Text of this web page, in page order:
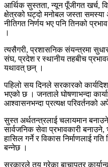
आर्थिक सुस्तता, न्यून पूँजीगत खर्च,
क्षेत्रको घट्दो मनोबल जस्ता
नीतिगत निर्णय भए पनि तिनको
।
त्यसैगरी, प्रशासनिक संयन्त्रमा
संघ, प्रदेश र स्थानीय तहबीच
यथावत् छन् ।
पहिलो सय दिनले सरकारको
भएको छ । जनताले घोषणाभन्दा
आश्वासनभन्दा प्रत्यक्ष परिवर्तनको
सुस्त अर्थतन्त्रलाई चलायमान
सार्वजनिक सेवा प्रभावकारी बनाउने,
हासिल गर्ने र विकास निर्माणलाई
बन्नेछ ।
सरकारले तय गरेका बाचापत्र